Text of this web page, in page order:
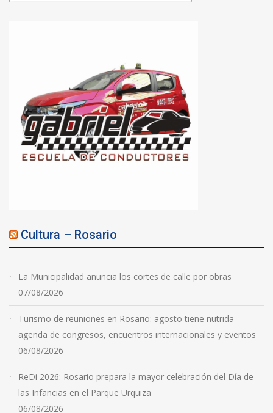
Cultura – Rosario
La Municipalidad anuncia los cortes de calle por obras
07/08/2026
Turismo de reuniones en Rosario: agosto tiene nutrida
agenda de congresos, encuentros internacionales y eventos
06/08/2026
ReDi 2026: Rosario prepara la mayor celebración del Día de
las Infancias en el Parque Urquiza
06/08/2026